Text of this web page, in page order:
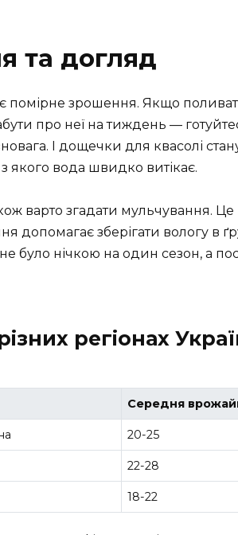
та догляд
помірне зрошення. Якщо
про неї на тиждень —
І дощечки для квасолі
якого вода швидко витікає.
варто згадати мульчування.
допомагає зберігати вологу в
було нічкою на один сезон, а
регіонах
Середня
20-25
22-28
18-22